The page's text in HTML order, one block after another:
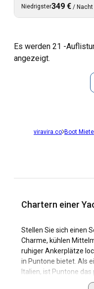
Niedrigster349 € / Nacht
Es werden 21 -
angezeigt.
viravira.co Boot
Chartern einer
Stellen Sie sich einen
Charme, kühlen
ruhiger Ankerplätze
in Puntone bietet. Als
Italien, ist Puntone
Toskanischen